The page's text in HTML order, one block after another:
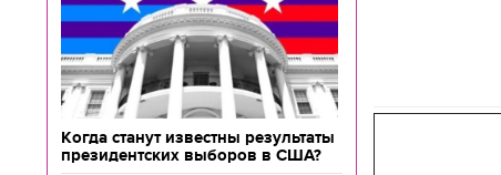
Когда станут известны результаты
президентских выборов в США?